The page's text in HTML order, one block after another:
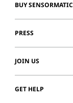
BUY SENSORMATIC
PRESS
JOIN US
GET HELP